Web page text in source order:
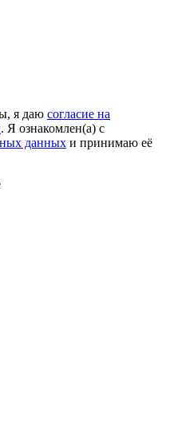
я даю согласие на
. Я ознакомлен(а) с
данных и принимаю её